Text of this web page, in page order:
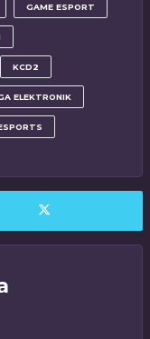
GAME ESPORT
KCD2
ELEKTRONIK